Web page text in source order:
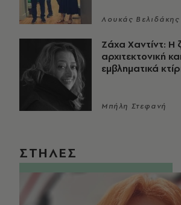
Λουκάς Βελιδάκης
Ζάχα Χαντίντ: Η
αρχιτεκτονική
εμβληματικά
Μπήλη Στεφανή
ΣΤΗΛΕΣ